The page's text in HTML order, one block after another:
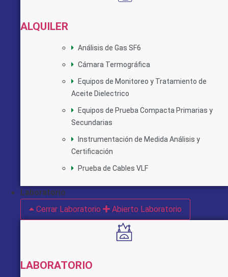
ALQUILER
Análisis de Gas SF6
Cámara Termográfica
Equipos de Monitoreo y Tratamiento de
Aceite Dielectrico
Equipos de Prueba Compacta Primarias y
Secundarias
Instrumentación de Medida Análisis y
Certificación
Prueba de Cables VLF
Laboratorio
Cerrar Laboratorio
Abierto Laboratorio
LABORATORIO